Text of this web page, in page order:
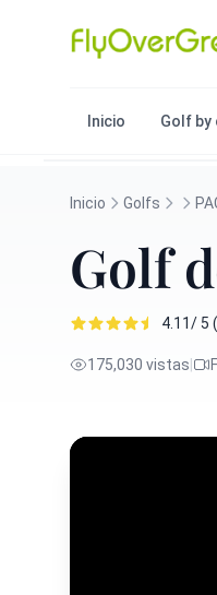
Inicio Golf by
Inicio Golfs
Golf
4.11/ 5
175,030 vistas